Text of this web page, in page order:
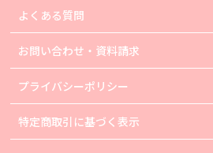
よくある質問
お問い合わせ・資料請求
プライバシーポリシー
特定商取引に基づく表示